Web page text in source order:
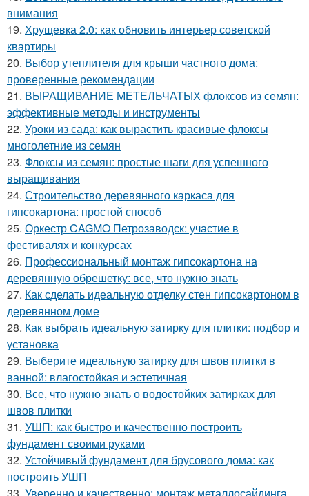
внимания
19. Хрущевка 2.0: как обновить интерьер советской
квартиры
20. Выбор утеплителя для крыши частного дома:
проверенные рекомендации
21. ВЫРАЩИВАНИЕ МЕТЕЛЬЧАТЫХ флоксов из семян:
эффективные методы и инструменты
22. Уроки из сада: как вырастить красивые флоксы
многолетние из семян
23. Флоксы из семян: простые шаги для успешного
выращивания
24. Строительство деревянного каркаса для
гипсокартона: простой способ
25. Оркестр CAGMO Петрозаводск: участие в
фестивалях и конкурсах
26. Профессиональный монтаж гипсокартона на
деревянную обрешетку: все, что нужно знать
27. Как сделать идеальную отделку стен гипсокартоном в
деревянном доме
28. Как выбрать идеальную затирку для плитки: подбор и
установка
29. Выберите идеальную затирку для швов плитки в
ванной: влагостойкая и эстетичная
30. Все, что нужно знать о водостойких затирках для
швов плитки
31. УШП: как быстро и качественно построить
фундамент своими руками
32. Устойчивый фундамент для брусового дома: как
построить УШП